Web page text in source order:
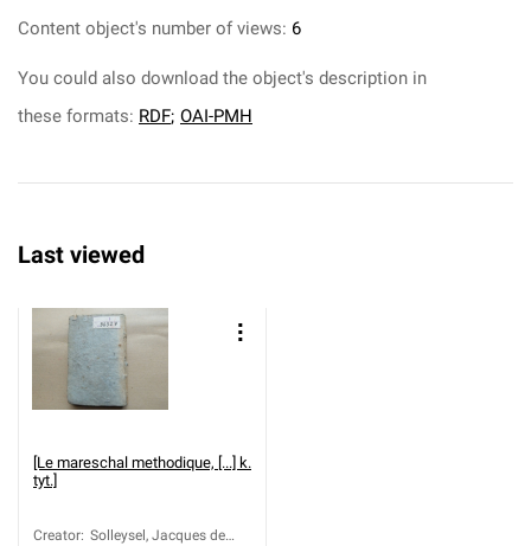
Content object's number of views: 6
You could also download the object's description in
these formats: RDF; OAI-PMH
Last viewed
[Le mareschal methodique, [...] k.
tyt.]
Creator: Solleysel, Jacques de